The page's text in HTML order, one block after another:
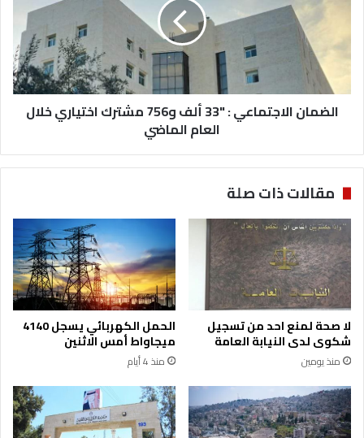
"33
و756
مشترك
اختياري
خلال
العام
الضمان الاجتماعي : "33 ألف و756 مشترك اختياري خلال
العام الماضي
مقالات ذات صلة
لا صحة لمنع احد من تسجيل
شكوى لدى النيابة العامة
منذ يومين
الحمل الكهربائي يسجل 4140
ميجاواط أمس الاثنين
منذ 4 أيام